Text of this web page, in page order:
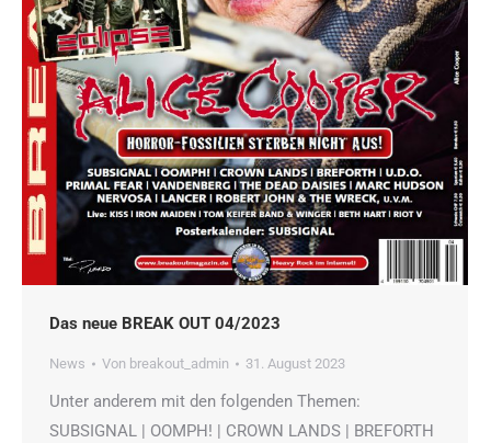
Das neue BREAK OUT 04/2023
News Von breakout_admin 31. August 2023
Unter anderem mit den folgenden Themen:
SUBSIGNAL | OOMPH! | CROWN LANDS | BREFORTH